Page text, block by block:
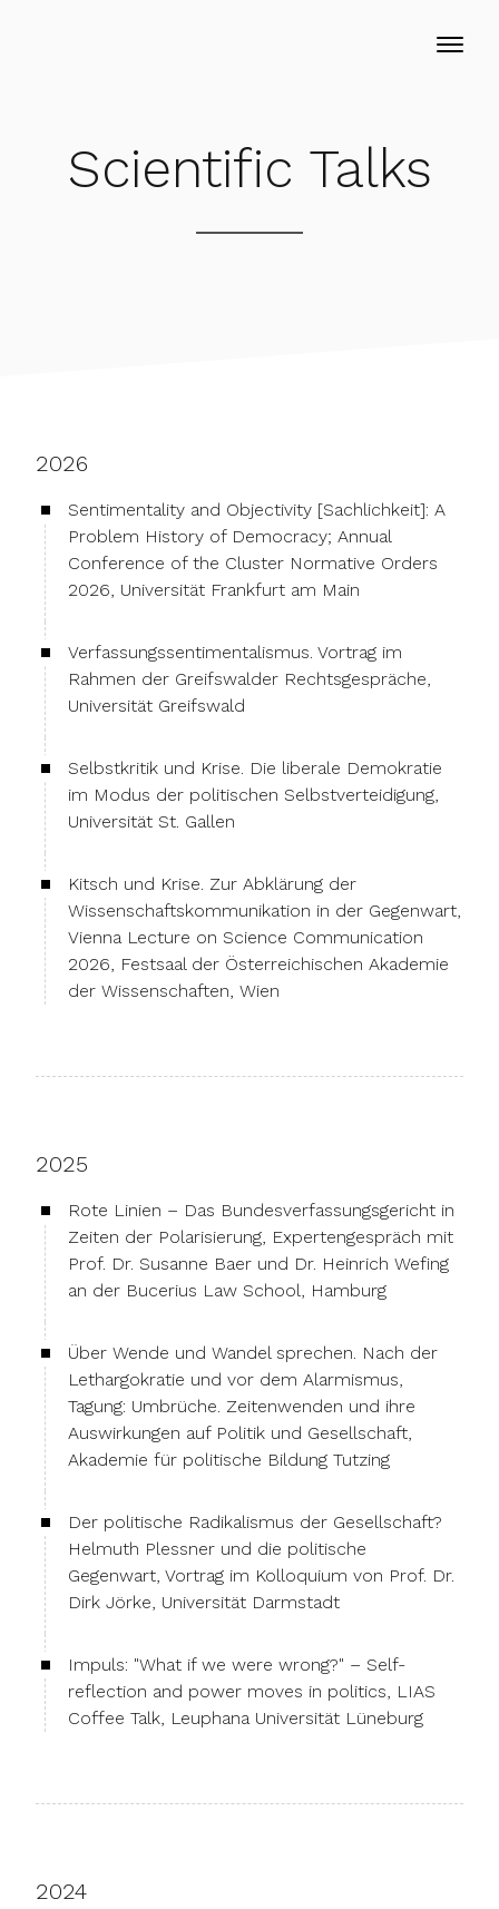
Scientific Talks
2026
Sentimentality and Objectivity [Sachlichkeit]: A
Problem History of Democracy; Annual
Conference of the Cluster Normative Orders
2026, Universität Frankfurt am Main
Verfassungssentimentalismus. Vortrag im
Rahmen der Greifswalder Rechtsgespräche,
Universität Greifswald
Selbstkritik und Krise. Die liberale Demokratie
im Modus der politischen Selbstverteidigung,
Universität St. Gallen
Kitsch und Krise. Zur Abklärung der
Wissenschaftskommunikation in der Gegenwart,
Vienna Lecture on Science Communication
2026, Festsaal der Österreichischen Akademie
der Wissenschaften, Wien
2025
Rote Linien – Das Bundesverfassungsgericht in
Zeiten der Polarisierung, Expertengespräch mit
Prof. Dr. Susanne Baer und Dr. Heinrich Wefing
an der Bucerius Law School, Hamburg
Über Wende und Wandel sprechen. Nach der
Lethargokratie und vor dem Alarmismus,
Tagung: Umbrüche. Zeitenwenden und ihre
Auswirkungen auf Politik und Gesellschaft,
Akademie für politische Bildung Tutzing
Der politische Radikalismus der Gesellschaft?
Helmuth Plessner und die politische
Gegenwart, Vortrag im Kolloquium von Prof. Dr.
Dirk Jörke, Universität Darmstadt
Impuls: "What if we were wrong?" – Self-
reflection and power moves in politics, LIAS
Coffee Talk, Leuphana Universität Lüneburg
2024